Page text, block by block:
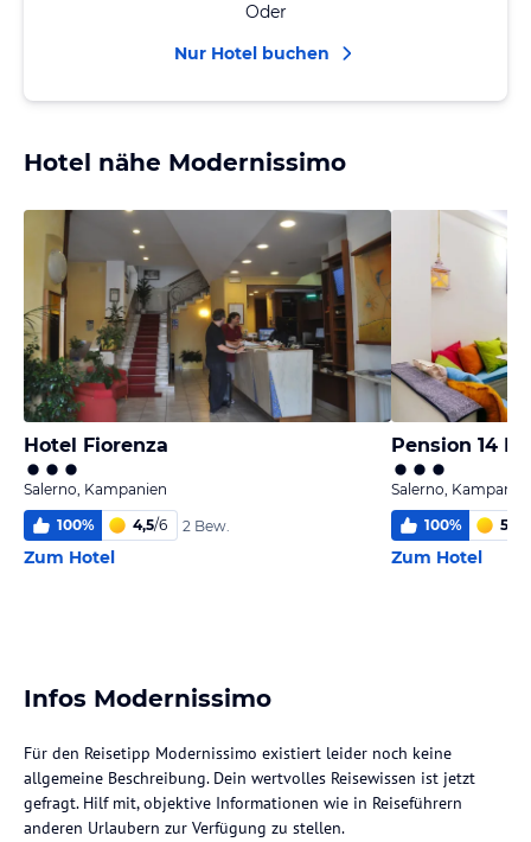
Oder
Nur Hotel buchen
Hotel nähe Modernissimo
Hotel Fiorenza
Salerno, Kampanien
100% 4,5/6 2 Bew.
Zum Hotel
Pension 14
Salerno,
100% 5,0
Zum Hotel
Infos Modernissimo
Für den Reisetipp Modernissimo existiert leider noch keine
allgemeine Beschreibung. Dein wertvolles Reisewissen ist jetzt
gefragt. Hilf mit, objektive Informationen wie in Reiseführern
anderen Urlaubern zur Verfügung zu stellen.